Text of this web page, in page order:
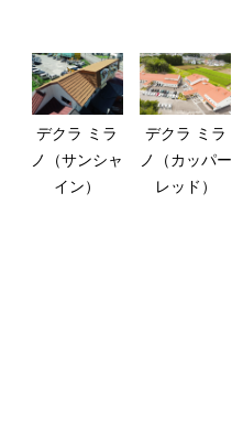
デクラ ミラ
ノ（サンシャ
イン）
デクラ ミラ
ノ（カッパー
レッド）